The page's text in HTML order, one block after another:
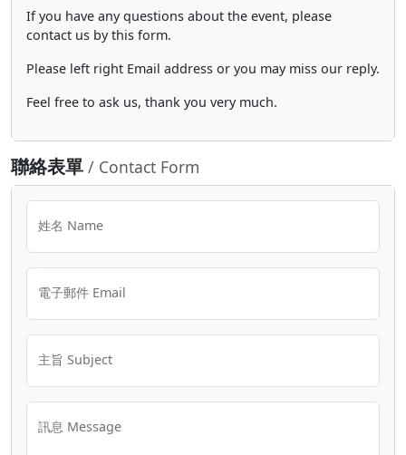
If you have any questions about the event, please
contact us by this form.
Please left right Email address or you may miss our reply.
Feel free to ask us, thank you very much.
聯絡表單 / Contact Form
姓名 Name
電子郵件 Email
主旨 Subject
訊息 Message